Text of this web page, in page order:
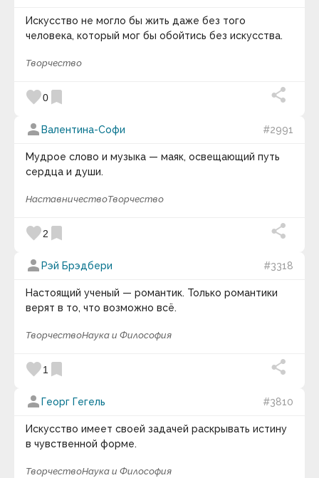
Искусство не могло бы жить даже без того
человека, который мог бы обойтись без искусства.
Творчество
favorite0 bookmark
person Валентина-Софи #2991
Мудрое слово и музыка — маяк, освещающий путь
сердца и души.
НаставничествоТворчество
favorite2 bookmark
person Рэй Брэдбери #3318
Настоящий ученый — романтик. Только романтики
верят в то, что возможно всё.
ТворчествоНаука и Философия
favorite1 bookmark
person Георг Гегель #3810
Искусство имеет своей задачей раскрывать истину
в чувственной форме.
ТворчествоНаука и Философия